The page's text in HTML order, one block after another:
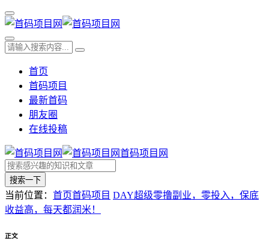
首页
首码项目
最新首码
朋友圈
在线投稿
首码项目网
搜索一下
当前位置： 首页首码项目 DAY超级零撸副业，零投入，保底
收益高，每天都润米！
正文